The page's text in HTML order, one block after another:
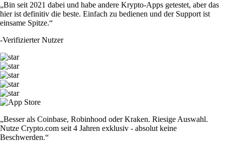
„Bin seit 2021 dabei und habe andere Krypto-Apps getestet, aber das
hier ist definitiv die beste. Einfach zu bedienen und der Support ist
einsame Spitze.“
-Verifizierter Nutzer
„Besser als Coinbase, Robinhood oder Kraken. Riesige Auswahl.
Nutze Crypto.com seit 4 Jahren exklusiv - absolut keine
Beschwerden.“